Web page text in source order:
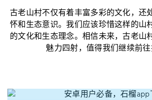
古老山村不仅有着丰富多彩的文化，还
怀和生态意识。我们应该珍惜这样的山
的文化和生态理念。相信未来，古老山
魅力四射，值得我们继续前往